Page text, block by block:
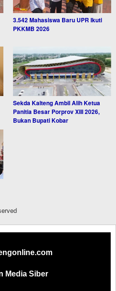
3.542 Mahasiswa Baru UPR Ikuti
PKKMB 2026
Sekda Kalteng Ambil Alih Ketua
Panitia Besar Porprov XIII 2026,
Bukan Bupati Kobar
Media Siber